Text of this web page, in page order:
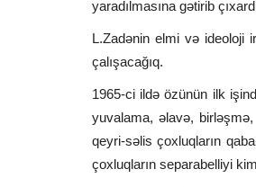
yaradılmasına gətirib
L.Zadənin elmi və ideoloji
çalışacağıq.
1965-ci ildə özünün ilk
yuvalama, əlavə,
qeyri-səlis çoxluqların
çoxluqların separabelliyi